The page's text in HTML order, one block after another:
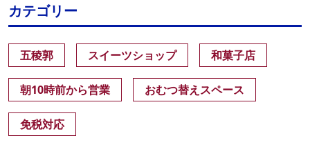
カテゴリー
五稜郭 スイーツショップ 和菓子店
朝10時前から営業 おむつ替えスペース
免税対応